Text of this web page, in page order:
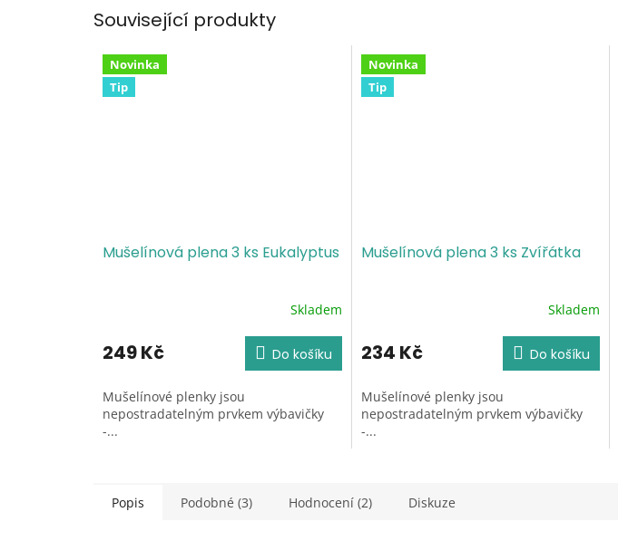
Související produkty
Novinka
Tip
Mušelínová plena 3 ks Eukalyptus
produktu
je
z
5
hvězdiček.
Skladem
249 Kč Do košíku
Mušelínové plenky jsou
nepostradatelným prvkem výbavičky
-...
Novinka
Tip
Mušelínová plena 3 ks Zvířátka
produktu
je
z
5
hvězdiček.
Skladem
234 Kč Do košíku
Mušelínové plenky jsou
nepostradatelným prvkem výbavičky
-...
Popis Podobné (3) Hodnocení (2) Diskuze